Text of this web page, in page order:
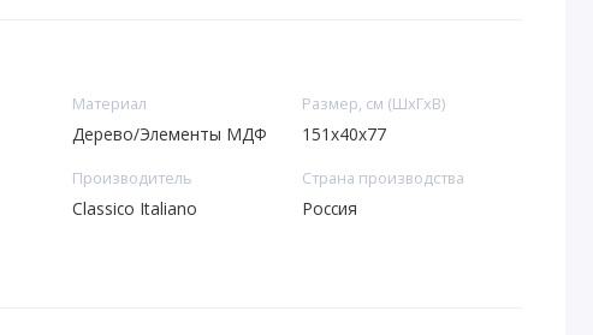
Материал
Дерево/Элементы МДФ
Размер, см (ШхГхВ)
151x40x77
Производитель
Classico Italiano
Страна производства
Россия